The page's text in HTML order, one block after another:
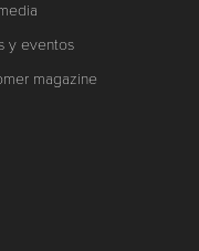
y eventos
magazine